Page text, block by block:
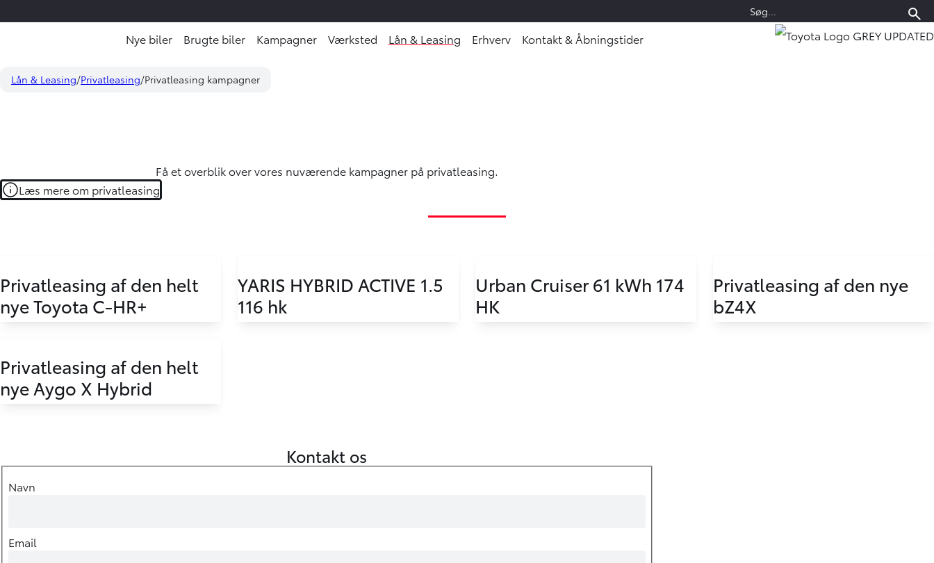
Nye biler Brugte biler Kampagner Værksted Lån & Leasing Erhverv Kontakt & Åbningstider
Lån & Leasing Privatleasing Privatleasing kampagner
Få et overblik over vores nuværende kampagner på privatleasing.
Læs mere om privatleasing
Privatleasing af den helt
nye Toyota C-HR+
YARIS HYBRID ACTIVE 1.5
116 hk
Urban Cruiser 61 kWh 174
HK
Privatleasing af den nye
bZ4X
Privatleasing af den helt
nye Aygo X Hybrid
Kontakt os
Navn
Email